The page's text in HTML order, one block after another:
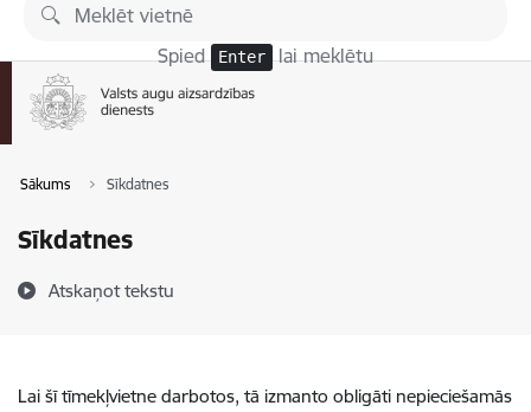
Pāriet uz lapas saturu
Spied Enter lai meklētu
Sākums Sīkdatnes
Sīkdatnes
Atskaņot tekstu
Lai šī tīmekļvietne darbotos, tā izmanto obligāti nepieciešamās